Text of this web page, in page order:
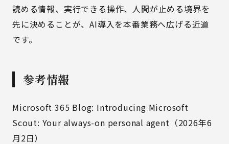
読める情報、実行できる操作、人間が止める境界を
先に決めることが、AI導入を本番業務へ広げる近道
です。
参考情報
Microsoft 365 Blog: Introducing Microsoft
Scout: Your always-on personal agent（2026年6
月2日）